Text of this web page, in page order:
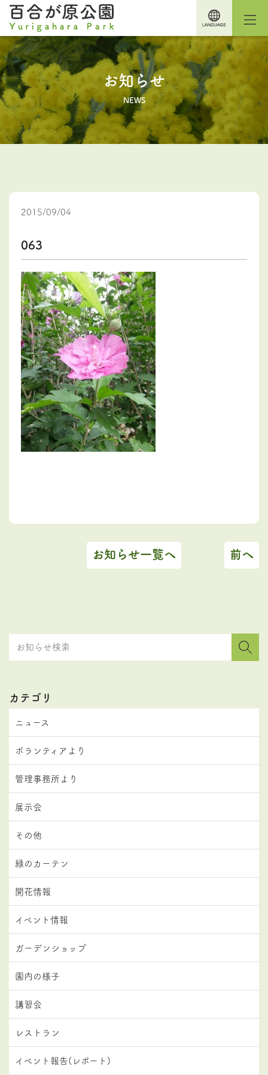
お知らせ
NEWS
2015/09/04
063
お知らせ一覧へ 前へ
カテゴリ
ニュース
ボランティアより
管理事務所より
展示会
その他
緑のカーテン
開花情報
イベント情報
ガーデンショップ
園内の様子
講習会
レストラン
イベント報告(レポート)